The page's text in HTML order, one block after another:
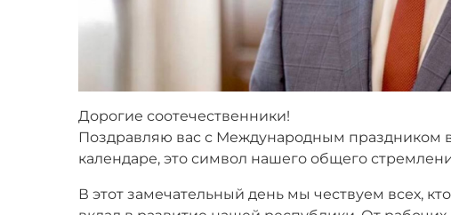
Дорогие соотечественники!
Поздравляю вас с Международным праздником
календаре, это символ нашего общего
В этот замечательный день мы чествуем всех,